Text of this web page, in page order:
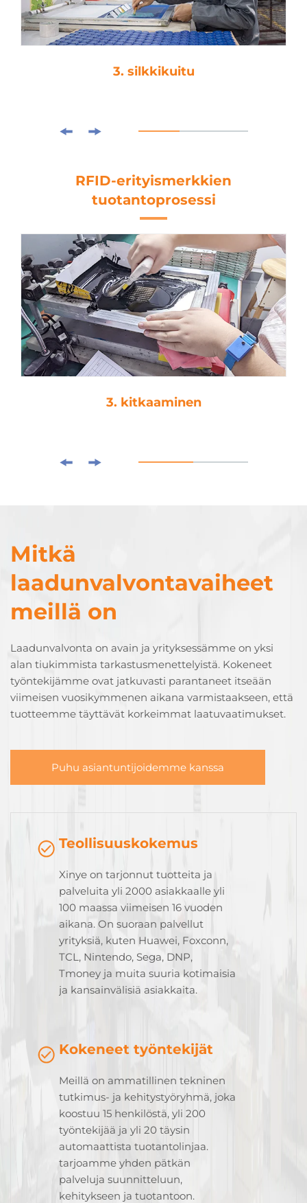
4. laminointi
RFID-erityismerkkien
tuotantoprosessi
4. tippaamat
Mitkä
laadunvalvontavaiheet
meillä on
Laadunvalvonta on avain ja yrityksessämme on yksi
alan tiukimmista tarkastusmenettelyistä. Kokeneet
työntekijämme ovat jatkuvasti parantaneet itseään
viimeisen vuosikymmenen aikana varmistaakseen, että
tuotteemme täyttävät korkeimmat laatuvaatimukset.
Puhu asiantuntijoidemme kanssa
Teollisuuskokemus
Xinye on tarjonnut tuotteita ja
palveluita yli 2000 asiakkaalle yli
100 maassa viimeisen 16 vuoden
aikana. On suoraan palvellut
yrityksiä, kuten Huawei, Foxconn,
TCL, Nintendo, Sega, DNP,
Tmoney ja muita suuria kotimaisia
ja kansainvälisiä asiakkaita.
Kokeneet työntekijät
Meillä on ammatillinen tekninen
tutkimus- ja kehitystyöryhmä, joka
koostuu 15 henkilöstä, yli 200
työntekijää ja yli 20 täysin
automaattista tuotantolinjaa.
tarjoamme yhden pätkän
palveluja suunnitteluun,
kehitykseen ja tuotantoon.